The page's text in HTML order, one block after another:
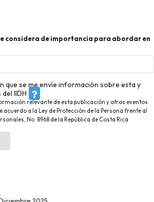
considera de importancia para abordar en
que se me envíe información sobre esta y
IIDH
relevante de esta publicación y otros eventos
acuerdo a la Ley de Protección de la Persona frente al
No. 8968 de la República de Costa Rica